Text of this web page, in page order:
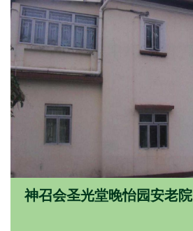
神召会圣光堂晚怡园安老院